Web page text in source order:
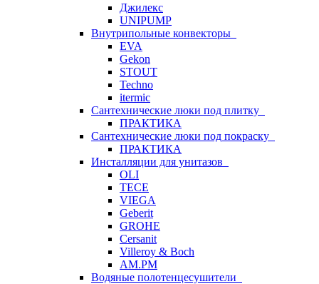
Джилекс
UNIPUMP
Внутрипольные конвекторы
EVA
Gekon
STOUT
Techno
itermic
Сантехнические люки под плитку
ПРАКТИКА
Сантехнические люки под покраску
ПРАКТИКА
Инсталляции для унитазов
OLI
TECE
VIEGA
Geberit
GROHE
Cersanit
Villeroy & Boch
AM.PM
Водяные полотенцесушители